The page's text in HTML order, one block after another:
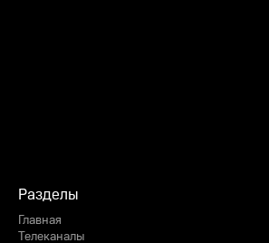
Разделы
Главная
Телеканалы